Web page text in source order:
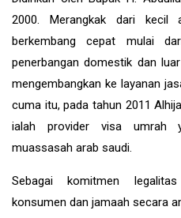
2000. Merangkak dari kecil
berkembang cepat mulai
penerbangan domestik dan
mengembangkan ke layanan
cuma itu, pada tahun 2011
ialah provider visa umrah
muassasah arab saudi.
Sebagai komitmen
konsumen dan jamaah secara